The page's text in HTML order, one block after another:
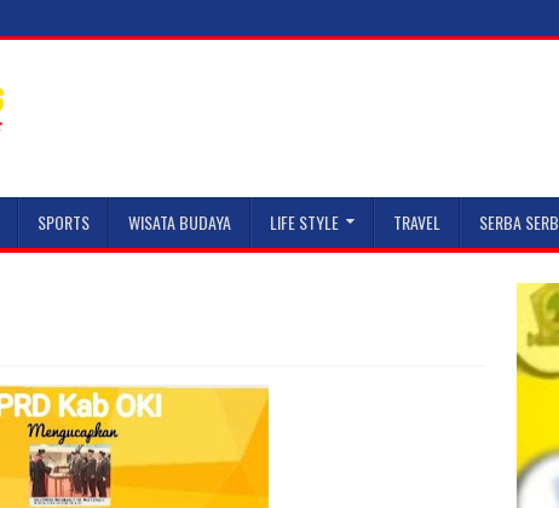
SPORTS WISATA BUDAYA LIFE STYLE TRAVEL SERBA